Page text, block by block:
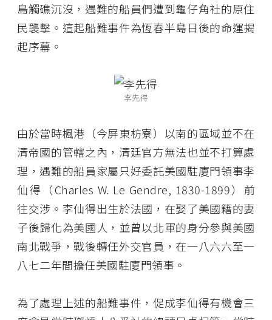
島觸礁沉沒，遇難的船員們遭到龜仔角社的原住
民襲擊。這起船難事件為恆春半島日後的命運揭
起序幕。
李先得
由於當時楓港（今屏東枋寮）以南的區域並不在
清帝國的管轄之內，清廷官方無法也並不打算處
理，遇難的船員家屬只好委託美國駐廈門領事李
仙得（Charles W. Le Gendre, 1830-1899）前
往交涉。李仙得出生於法國，在娶了美國籍的妻
子後歸化為美國人，並曾以北軍的身分參與美國
南北戰爭，戰後轉任外交官員，在一八六六至一
八七二年間擔任美國駐廈門領事。
為了處理上述的船難事件，促成李仙得有機會三